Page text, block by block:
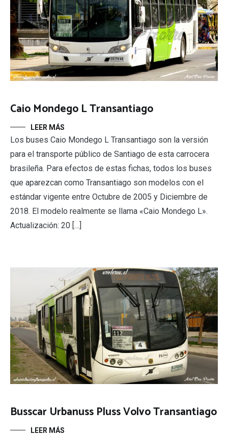
Caio Mondego L Transantiago
LEER MÁS
Los buses Caio Mondego L Transantiago son la versión
para el transporte público de Santiago de esta carrocera
brasileña. Para efectos de estas fichas, todos los buses
que aparezcan como Transantiago son modelos con el
estándar vigente entre Octubre de 2005 y Diciembre de
2018. El modelo realmente se llama «Caio Mondego L».
Actualización: 20 […]
Busscar Urbanuss Pluss Volvo Transantiago
LEER MÁS